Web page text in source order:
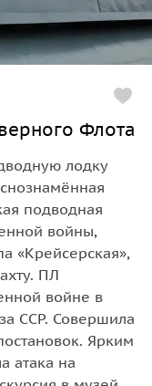
Флота
лодку
подводная
войны,
«Крейсерская»,
ПЛ
войне в
ССР. Совершила
Ярким
атака на